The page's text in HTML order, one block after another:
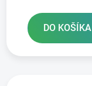
DO KOŠÍKA